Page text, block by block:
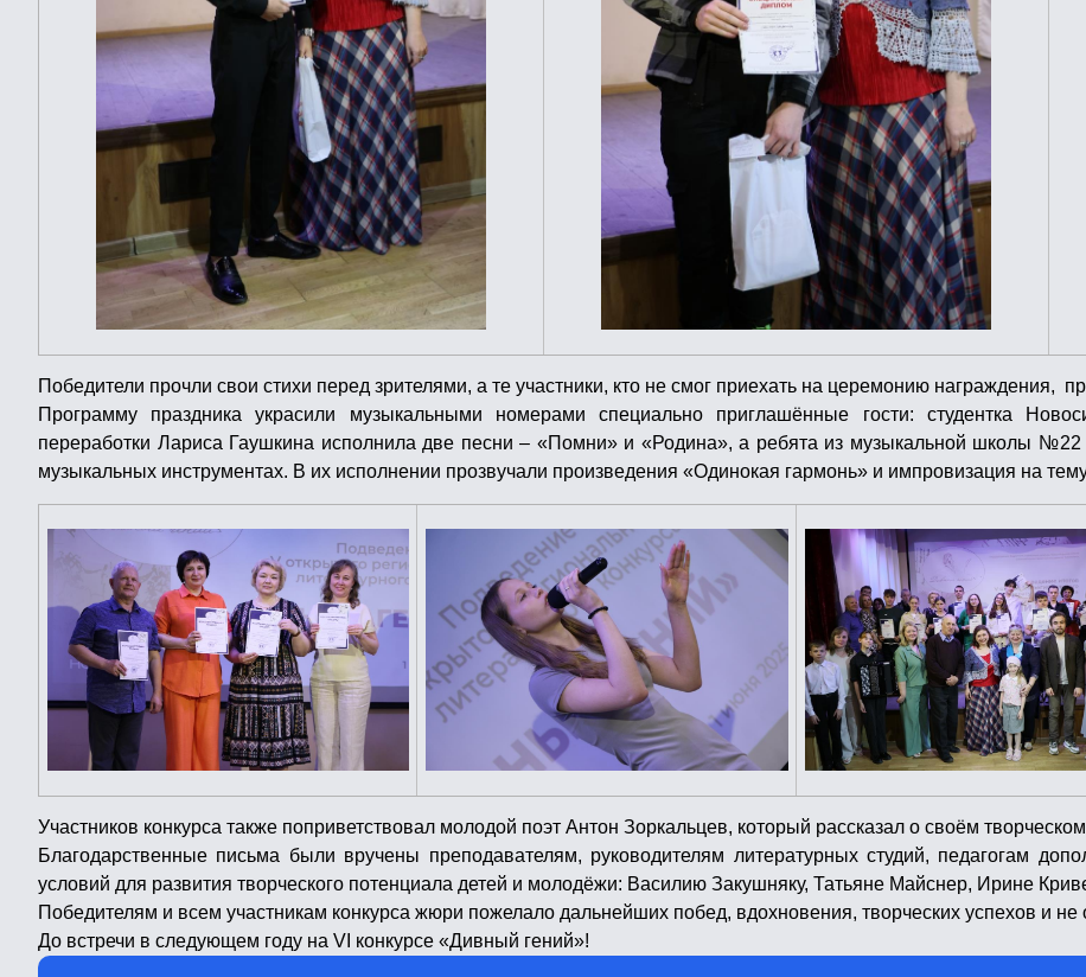
Победители прочли свои стихи перед зрителями, а те участники, кто не смог приехать на церемонию награждения,
Программу праздника украсили музыкальными номерами специально приглашённые гости: студентка
переработки Лариса Гаушкина исполнила две песни – «Помни» и «Родина», а ребята из музыкальной школы
музыкальных инструментах. В их исполнении прозвучали произведения «Одинокая гармонь» и импровизация на
Участников конкурса также поприветствовал молодой поэт Антон Зоркальцев, который рассказал о своём
Благодарственные письма были вручены преподавателям, руководителям литературных студий, педагогам
условий для развития творческого потенциала детей и молодёжи: Василию Закушняку, Татьяне Майснер, Ирине
Победителям и всем участникам конкурса жюри пожелало дальнейших побед, вдохновения, творческих успехов и не
До встречи в следующем году на VI конкурсе «Дивный гений»!